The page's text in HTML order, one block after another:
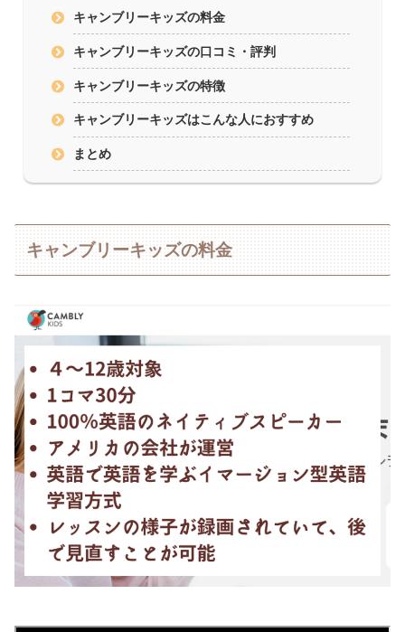
キャンブリーキッズの料金
キャンブリーキッズの口コミ・評判
キャンブリーキッズの特徴
キャンブリーキッズはこんな人におすすめ
まとめ
キャンブリーキッズの料金